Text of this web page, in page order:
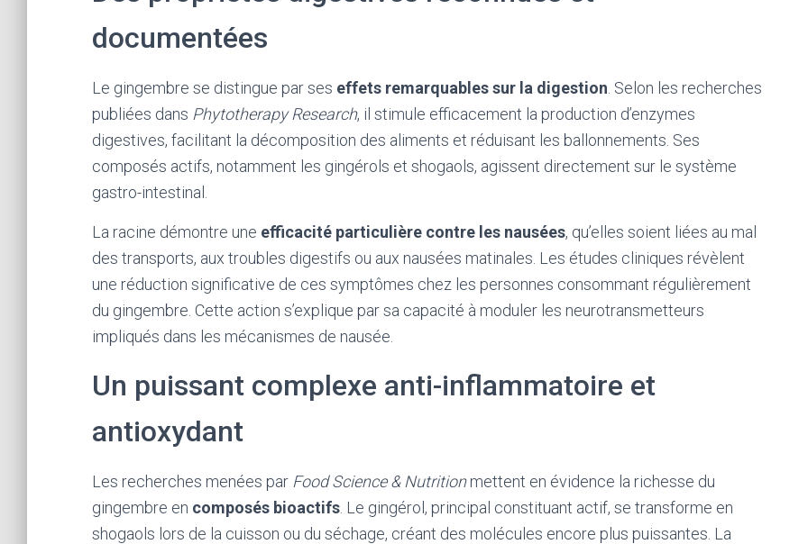
documentées
Le gingembre se distingue par ses effets remarquables sur la digestion . Selon les recherches
publiées dans Phytotherapy Research, il stimule efficacement la production d’enzymes
digestives, facilitant la décomposition des aliments et réduisant les ballonnements. Ses
composés actifs, notamment les gingérols et shogaols, agissent directement sur le système
gastro-intestinal.
La racine démontre une efficacité particulière contre les nausées, qu’elles soient liées au mal
des transports, aux troubles digestifs ou aux nausées matinales. Les études cliniques révèlent
une réduction significative de ces symptômes chez les personnes consommant régulièrement
du gingembre. Cette action s’explique par sa capacité à moduler les neurotransmetteurs
impliqués dans les mécanismes de nausée.
Un puissant complexe anti-inflammatoire et
antioxydant
Les recherches menées par Food Science & Nutritionmettent en évidence la richesse du
gingembre en composés bioactifs . Le gingérol, principal constituant actif, se transforme en
shogaols lors de la cuisson ou du séchage, créant des molécules encore plus puissantes. La